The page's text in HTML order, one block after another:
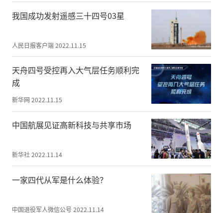
文化科技有限公司执行总裁、全国国防教育
竞技大赛组织委员会副秘书长于海龙，北京
钧澳应急安全防范科技有限公司董事长王
林，首都师范大学人防办主任张连军，北京
中关工国防教育中心主任谢朝晖，北京星光
瑞文文化传播有限公司总经理郭振超，北京
智行修远教育科技有限公司董事长龚德海等
领导嘉宾出席了本次活动。应邀出席的还有
来自于赛训一体项目首批合作伙伴的负责
人。活动由中国人生科学学会国际教育工作
我国成功发射遥感三十四号03星
人民日报客户端2022.11.15
天舟四号受控再入大气层任务顺利完
成
新华网 2022.11.15
中国航展见证高新科技与共享市场
新华社2022.11.14
一家四代从军是什么体验？
中国退役军人微信公号 2022.11.14